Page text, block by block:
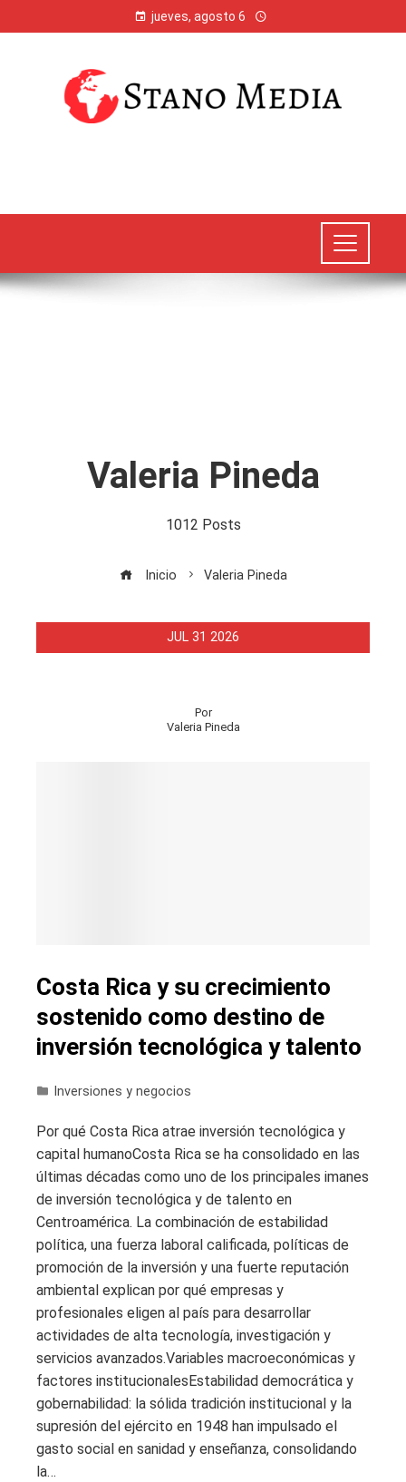
jueves, agosto 6
Valeria Pineda
1012 Posts
Inicio Valeria Pineda
JUL 31 2026
Por
Valeria Pineda
Costa Rica y su crecimiento
sostenido como destino de
inversión tecnológica y talento
Inversiones y negocios
Por qué Costa Rica atrae inversión tecnológica y
capital humanoCosta Rica se ha consolidado en las
últimas décadas como uno de los principales imanes
de inversión tecnológica y de talento en
Centroamérica. La combinación de estabilidad
política, una fuerza laboral calificada, políticas de
promoción de la inversión y una fuerte reputación
ambiental explican por qué empresas y
profesionales eligen al país para desarrollar
actividades de alta tecnología, investigación y
servicios avanzados.Variables macroeconómicas y
factores institucionalesEstabilidad democrática y
gobernabilidad: la sólida tradición institucional y la
supresión del ejército en 1948 han impulsado el
gasto social en sanidad y enseñanza, consolidando
la…